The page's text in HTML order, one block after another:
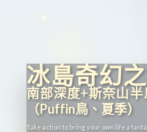
冰島奇幻
南部深度+斯奈山
（Puffin鳥、夏季）
Take action to bring your own life a